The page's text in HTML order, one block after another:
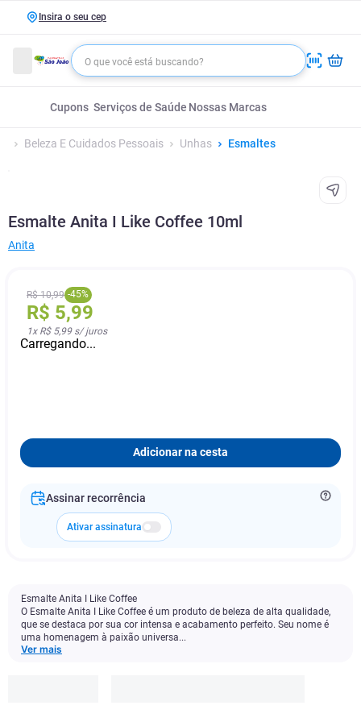
Insira o seu cep
Cupons Serviços de Saúde Nossas Marcas
Beleza E Cuidados Pessoais Unhas Esmaltes
Esmalte Anita I Like Coffee 10ml
Anita
R$ 10,99 -45%
R$ 5,99
1x R$ 5,99s/ juros
Carregando...
Adicionar na cesta
Assinar recorrência
Ativar assinatura
Esmalte Anita I Like Coffee
O Esmalte Anita I Like Coffee é um produto de beleza de alta qualidade,
que se destaca por sua cor intensa e acabamento perfeito. Seu nome é
uma homenagem à paixão universa...
Ver mais